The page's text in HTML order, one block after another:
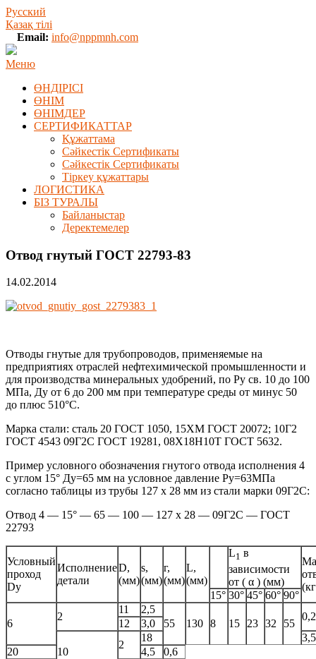
Русский
Қазақ тілі
Email: info@nppmnh.com
Меню
ӨНДІРІСІ
ӨНІМ
ӨHIМДЕР
СЕРТИФИКАТТАР
Құжаттама
Сәйкестік Сертификаты
Сәйкестік Сертификаты
Тіркеу құжаттары
ЛОГИСТИКА
БІЗ ТУРАЛЫ
Байланыстар
Деректемелер
Отвод гнутый ГОСТ 22793-83
14.02.2014
Отводы гнутые для трубопроводов, применяемые на
предприятиях отраслей нефтехимической промышленности и
для производства минеральных удобрений, по Ру св. 10 до 100
МПа, Ду от 6 до 200 мм при температуре среды от минус 50
до плюс 510°С.
Марка стали: сталь 20 ГОСТ 1050, 15ХМ ГОСТ 20072; 10Г2
ГОСТ 4543 09Г2С ГОСТ 19281, 08Х18Н10Т ГОСТ 5632.
Пример условного обозначения гнутого отвода исполнения 4
с углом 15° Ду=65 мм на условное давление Ру=63МПа
согласно таблицы из трубы 127 х 28 мм из стали марки 09Г2С:
Отвод 4 — 15° — 65 — 100 — 127 х 28 — 09Г2С — ГОСТ
22793
Условный
проход
Dy
Исполнение
детали
D,
(мм)
s,
(мм)
г,
(мм)
L,
(мм)
L1 в
зависимости
от ( α ) (мм)
15° 30° 45° 60° 90°
6
2
11
2,5
55
130 8 15 23 32 55
0,2
12 3,0
10
2
18
3,5
20
4,5
0,6